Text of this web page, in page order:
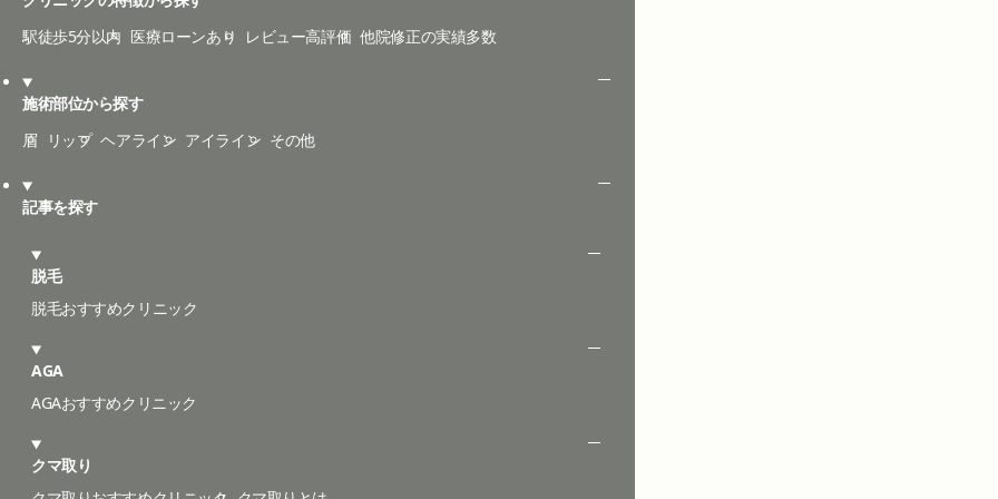
駅徒歩5分以内 医療ローンあり レビュー高評価 他院修正の実績多数
施術部位から探す
眉
リップ ヘアライン アイライン その他
記事を探す
脱毛
脱毛おすすめクリニック
AGA
AGAおすすめクリニック
クマ取り